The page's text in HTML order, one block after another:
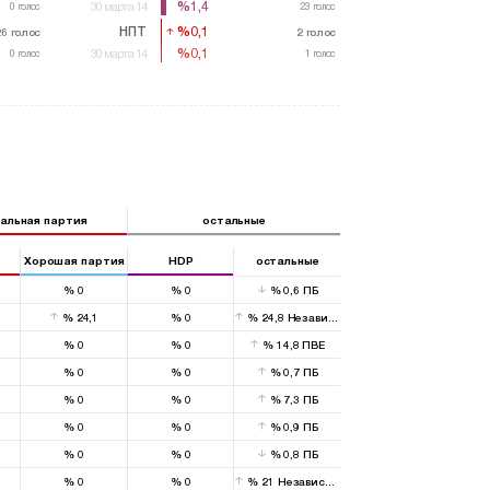
голос
голос
0 голос
0 голос
НПТ %0,1 2 голос
%0,1 2 голос
30 марта 14
30 марта 14
%1,4 23 голос
%0,1 1 голос
%1,4 23 голос
%0,1 голос
партия остальные
Хорошая партия HDP остальные
% 0 %0 %0,6 ПБ
%24,1 %0 % 24,8 Независимый
% 0 %0 % 14,8ПВЕ
% 0 %0 %0,7 ПБ
% 0 %0 %7,3 ПБ
% 0 %0 %0,9 ПБ
% 0 %0 %0,8 ПБ
% 0 %0 % 21 Независимый